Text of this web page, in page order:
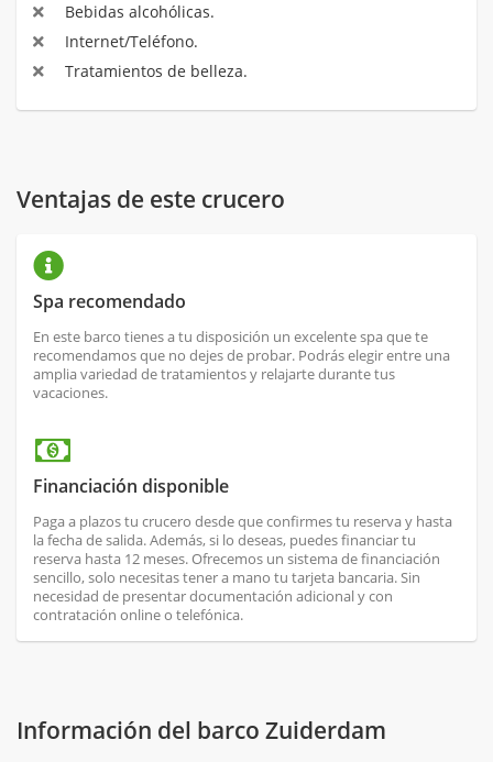
Bebidas alcohólicas.
Internet/Teléfono.
Tratamientos de belleza.
Ventajas de este crucero
Spa recomendado
En este barco tienes a tu disposición un excelente spa que te
recomendamos que no dejes de probar. Podrás elegir entre una
amplia variedad de tratamientos y relajarte durante tus
vacaciones.
Financiación disponible
Paga a plazos tu crucero desde que confirmes tu reserva y hasta
la fecha de salida. Además, si lo deseas, puedes financiar tu
reserva hasta 12 meses. Ofrecemos un sistema de financiación
sencillo, solo necesitas tener a mano tu tarjeta bancaria. Sin
necesidad de presentar documentación adicional y con
contratación online o telefónica.
Información del barco Zuiderdam